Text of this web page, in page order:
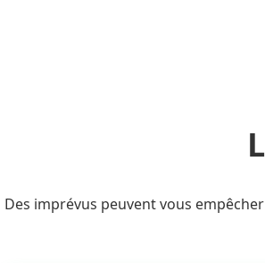
Des imprévus peuvent vous